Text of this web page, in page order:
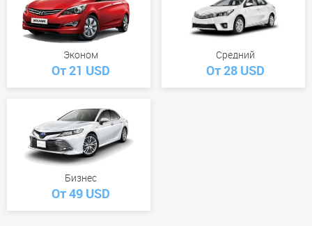
Эконом
От 21 USD
Средний
От 28 USD
Бизнес
От 49 USD